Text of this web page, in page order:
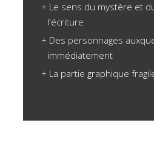
Le sens du mystère et
l'écriture
Des personnages
immédiatement
La partie graphique